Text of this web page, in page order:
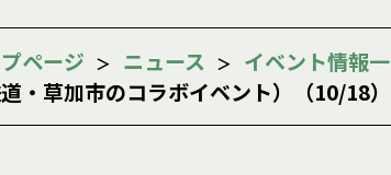
ページ ニュース イベント情報
・草加市のコラボイベント）（10/18）